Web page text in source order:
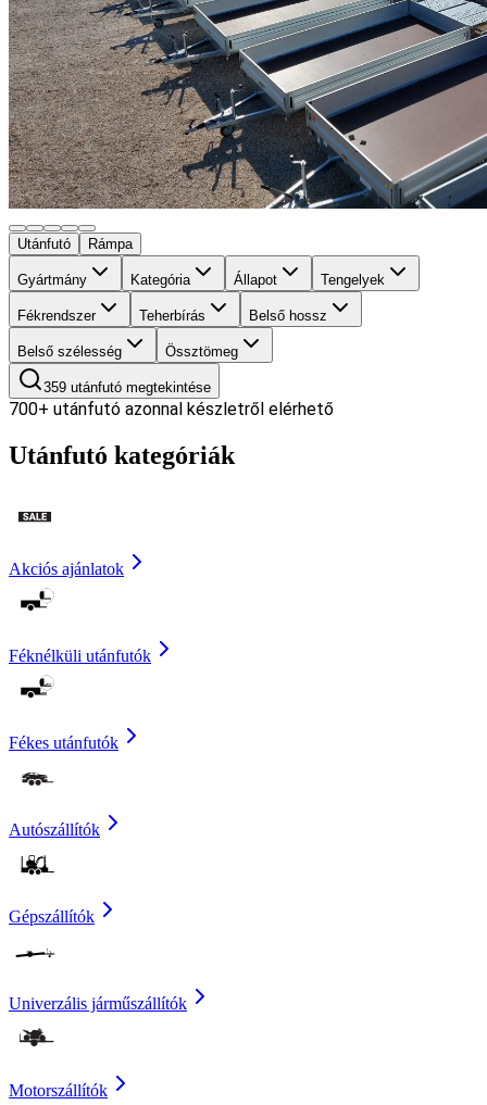
Utánfutó Rámpa
Gyártmány Kategória Állapot Tengelyek
Fékrendszer Teherbírás Belső hossz
Belső szélesség Össztömeg
359 utánfutó megtekintése
700+ utánfutó azonnal készletről elérhető
Utánfutó kategóriák
Akciós ajánlatok
Féknélküli utánfutók
Fékes utánfutók
Autószállítók
Gépszállítók
Univerzális járműszállítók
Motorszállítók